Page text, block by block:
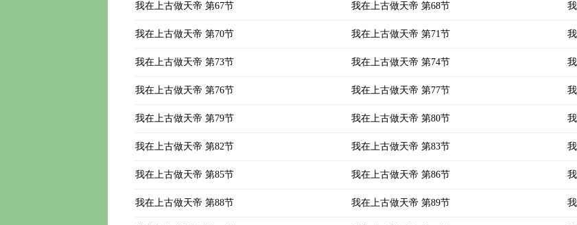
我在上古做天帝 第67节 我在上古做天帝 第68节
我在上古做天帝 第70节 我在上古做天帝 第71节
我在上古做天帝 第73节 我在上古做天帝 第74节
我在上古做天帝 第76节 我在上古做天帝 第77节
我在上古做天帝 第79节 我在上古做天帝 第80节
我在上古做天帝 第82节 我在上古做天帝 第83节
我在上古做天帝 第85节 我在上古做天帝 第86节
我在上古做天帝 第88节 我在上古做天帝 第89节